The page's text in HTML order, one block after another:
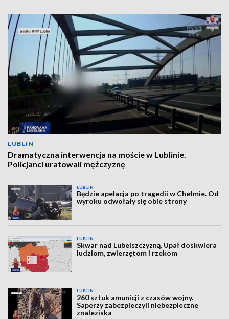
LUBLIN
Dramatyczna interwencja na moście w Lublinie.
Policjanci uratowali mężczyznę
LUBLIN
Będzie apelacja po tragedii w Chełmie. Od
wyroku odwołały się obie strony
LUBLIN
Skwar nad Lubelszczyzną. Upał doskwiera
ludziom, zwierzętom i rzekom
LUBLIN
260 sztuk amunicji z czasów wojny.
Saperzy zabezpieczyli niebezpieczne
znaleziska